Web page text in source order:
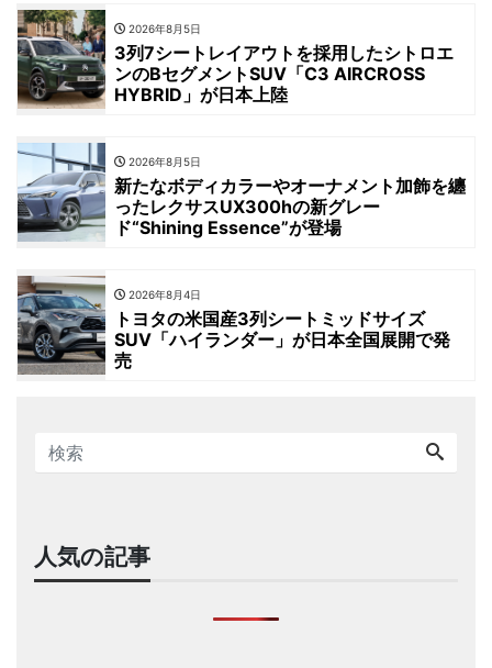
2026年8月5日
3列7シートレイアウトを採用したシトロエ
ンのBセグメントSUV「C3 AIRCROSS
HYBRID」が日本上陸
2026年8月5日
新たなボディカラーやオーナメント加飾を纏
ったレクサスUX300hの新グレー
ド“Shining Essence”が登場
2026年8月4日
トヨタの米国産3列シートミッドサイズ
SUV「ハイランダー」が日本全国展開で発
売
人気の記事